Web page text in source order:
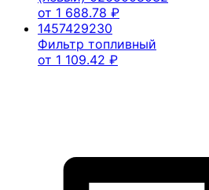
от 1 688.78 ₽
1457429230
Фильтр топливный
от 1 109.42 ₽